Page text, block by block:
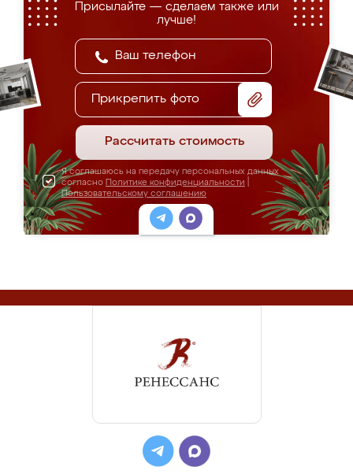
Присылайте — сделаем также или
лучше!
Прикрепить фото
Рассчитать стоимость
Я соглашаюсь на передачу персональных данных
согласно Политике конфиденциальности
Пользовательскому соглашению